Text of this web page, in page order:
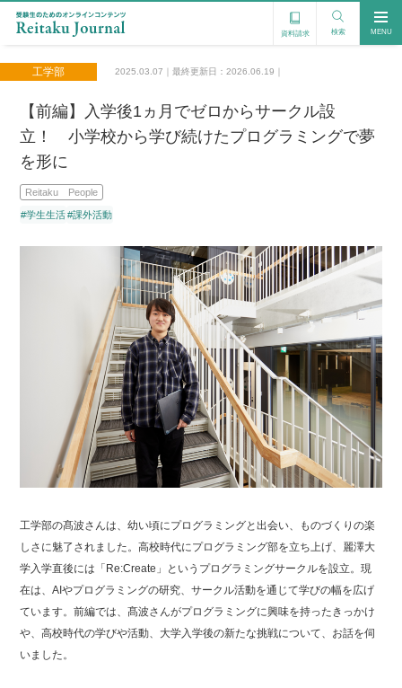
資料請求 検索 MENU
工学部 2025.03.07｜最終更新日：2026.06.19｜
【前編】入学後1ヵ月でゼロからサークル設
立！ 小学校から学び続けたプログラミングで夢
を形に
Reitaku People
#学生生活#課外活動
工学部の髙波さんは、幼い頃にプログラミングと出会い、ものづくりの楽
しさに魅了されました。高校時代にプログラミング部を立ち上げ、麗澤大
学入学直後には「Re:Create」というプログラミングサークルを設立。現
在は、AIやプログラミングの研究、サークル活動を通じて学びの幅を広げ
ています。前編では、髙波さんがプログラミングに興味を持ったきっかけ
や、高校時代の学びや活動、大学入学後の新たな挑戦について、お話を伺
いました。